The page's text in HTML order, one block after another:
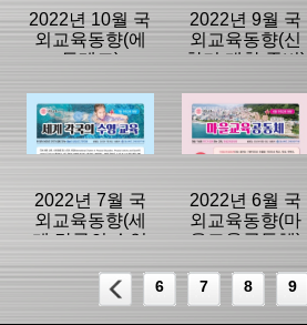
|
2022/12/28
문:959
|
2022/12/01
문:491
2022년 10월 국
외교육동향(에
듀테크)
분류명 : 국외교
육동향
|
등록일 :
2022/10/13
2022년 9월 국
외교육동향(신
학기 개학 준비)
분류명 : 국외교
육동향
|
등록일 :
2022/09/01
2022년 7월 국
외교육동향(세
계 각국의 수영
분류명 : 국외교
2022년 6월 국
외교육동향(마
을교육공동체)
분류명 : 국외교
6 7 8 9